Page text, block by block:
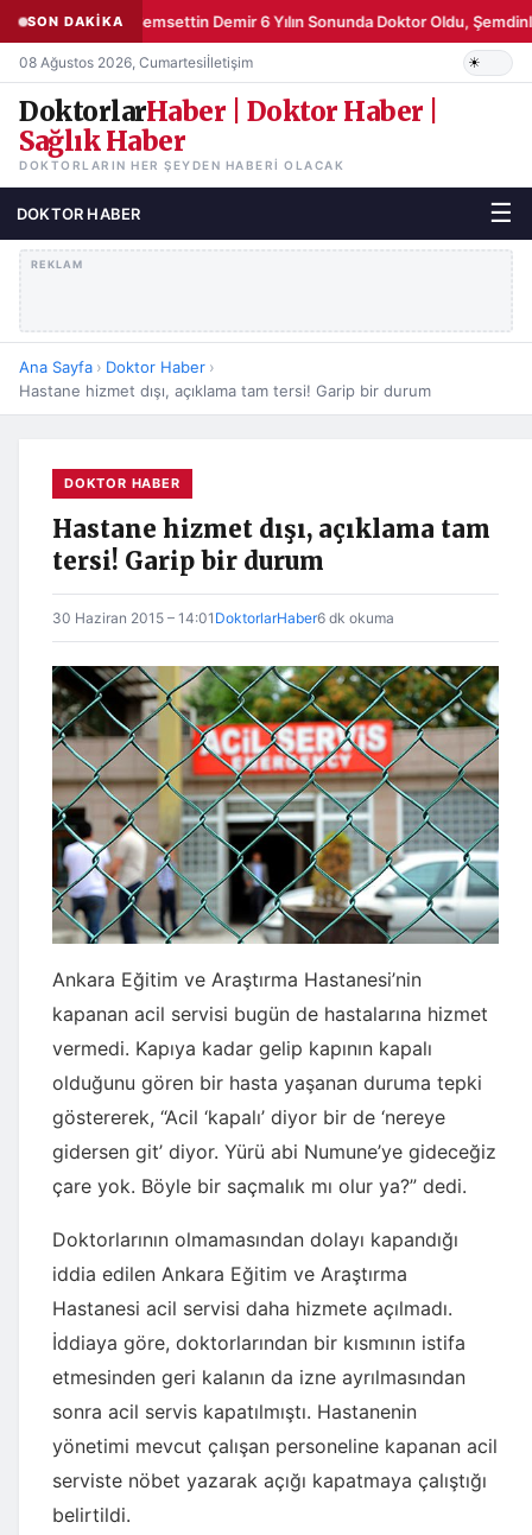
SON DAKİKA Şemsettin Demir 6 Yılın Sonunda Doktor Oldu,
08 Ağustos 2026, Cumartesiİletişim
DoktorlarHaber | Doktor Haber |
Sağlık Haber
DOKTORLARIN HER ŞEYDEN HABERI OLACAK
DOKTOR HABER ☰
REKLAM
Ana Sayfa › Doktor Haber ›
Hastane hizmet dışı, açıklama tam tersi! Garip bir durum
DOKTOR HABER
Hastane hizmet dışı, açıklama tam
tersi! Garip bir durum
30 Haziran 2015 – 14:01 DoktorlarHaber6 dk okuma
Ankara Eğitim ve Araştırma Hastanesi’nin
kapanan acil servisi bugün de hastalarına hizmet
vermedi. Kapıya kadar gelip kapının kapalı
olduğunu gören bir hasta yaşanan duruma tepki
göstererek, “Acil ‘kapalı’ diyor bir de ‘nereye
gidersen git’ diyor. Yürü abi Numune’ye gideceğiz
çare yok. Böyle bir saçmalık mı olur ya?” dedi.
Doktorlarının olmamasından dolayı kapandığı
iddia edilen Ankara Eğitim ve Araştırma
Hastanesi acil servisi daha hizmete açılmadı.
İddiaya göre, doktorlarından bir kısmının istifa
etmesinden geri kalanın da izne ayrılmasından
sonra acil servis kapatılmıştı. Hastanenin
yönetimi mevcut çalışan personeline kapanan acil
serviste nöbet yazarak açığı kapatmaya çalıştığı
belirtildi.